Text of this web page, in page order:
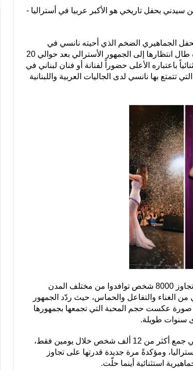
أقل من 24 ساعة على الحفل الجماهيري الضخم الذي أحيته نانسي في
ملبورن أمام أكثر من 4000 شخص، في عودة طال انتظارها إلى الجمهور الأسترالي بعد حوالي 20
باعتباره الأعلى حضوراً لفنانة أو فنان لبناني في
تتمتع بها نانسي لدى الجاليات العربية واللبنانية
وشهدت الأمسية الختامية في سيدني حضوراً تجاوز 8000 شخص توافدوا من مختلف المدن
من الغناء والتفاعل والحماس، حيث ردّد الجمهور
عكست حجم المحبة التي تجمعها بجمهورها
سنوات طويلة.
وبين ملبورن وسيدني، نجحت نانسي عجرم في جمع أكثر من 12 ألف شخص خلال يومين فقط،
ومؤكدةً مرة جديدة قدرتها على تجاوز
استثنائية أينما حلّت.